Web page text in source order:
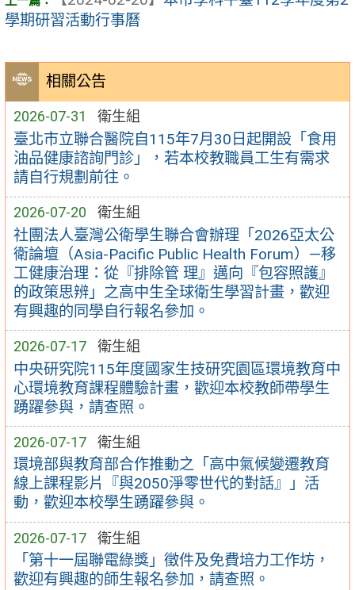
相關公告
2026-07-31 衛生組
臺北市立聯合醫院自115年7月30日起開設「食用
油品健康諮詢門診」，若本校教職員工生有需求
請自行規劃前往。
2026-07-20 衛生組
社團法人臺灣公衛學生聯合會辦理「2026亞太公
衛論壇（Asia-Pacific Public Health Forum）—移
工健康治理：從『排除管 理』邁向『包容照護』
的政策思辨」之高中生全球衛生學習計畫，歡迎
有興趣的同學自行報名參加。
2026-07-17 衛生組
中央研究院115年度國家生技研究園區環境教育中
心環境教育課程體驗計畫，歡迎本校教師帶學生
踴躍參與，請查照。
2026-07-17 衛生組
環境部與教育部合作推動之「高中氣候變遷教育
線上課程影片『與2050淨零世代的對話』」活
動，歡迎本校學生踴躍參與。
2026-07-17 衛生組
「第十一屆聯電綠獎」徵件及免費培力工作坊，
歡迎有興趣的師生報名參加，請查照。
學期研習活動行事曆